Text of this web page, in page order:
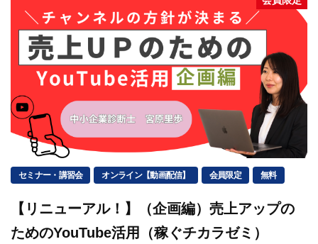
セミナー・講習会 オンライン【動画配信】 会員限定 無料
【リニューアル！】（企画編）売上アップの
ためのYouTube活用（稼ぐチカラゼミ）